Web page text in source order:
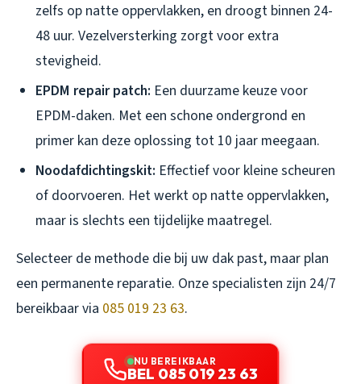
zelfs op natte oppervlakken, en droogt binnen 24-
48 uur. Vezelversterking zorgt voor extra
stevigheid.
EPDM repair patch: Een duurzame keuze voor
EPDM-daken. Met een schone ondergrond en
primer kan deze oplossing tot 10 jaar meegaan.
Noodafdichtingskit: Effectief voor kleine scheuren
of doorvoeren. Het werkt op natte oppervlakken,
maar is slechts een tijdelijke maatregel.
Selecteer de methode die bij uw dak past, maar plan
een permanente reparatie. Onze specialisten zijn 24/7
bereikbaar via 085 019 23 63.
NU BEREIKBAAR
BEL 085 019 23 63